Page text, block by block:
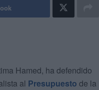
Hamed, ha defendido
al Presupuesto de la